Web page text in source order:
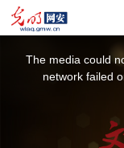
The media could
network failed